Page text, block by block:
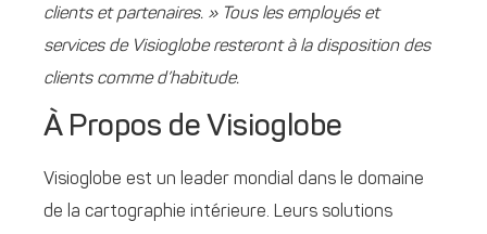
clients et partenaires. » Tous les employés et
services de Visioglobe resteront à la disposition des
clients comme d’habitude.
À Propos de Visioglobe
Visioglobe est un leader mondial dans le domaine
de la cartographie intérieure. Leurs solutions